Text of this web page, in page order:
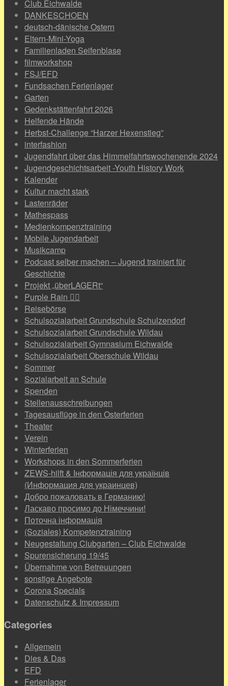
Club Eichwalde
DANKESCHOEN
deutsch-dänische Ostern
Eltern-Mini-Yoga
Familienladen Seifenblase
filmworkshop
FSJ/EFD
Fundsachen Ferienlager
Garten
Gedenkstättenfahrt 2026
Helfende Hände
Herbst-Challenge “Harzer Hexenstieg”
interfashion
Jugendfahrt über das Himmelfahrtswochenende 2024
Jugendgeschichtsarbeit -Youth History Work
Kalender
Kultur macht stark
Lastenräder
Mathespass
Medienkompenztraining
Mobile Jugendarbeit
Musikcamp
Podcast selber machen – Jugend trainiert für
Geschichte
Projekt „überLAGERt“
Purple Rain 🏳️‍🌈
Reisebörse
Schulsozialarbeit Grundschule Schulzendorf
Schulsozialarbeit Grundschule Wildau
Schulsozialarbeit Gymnasium Eichwalde
Schulsozialarbeit Oberschule Wildau
Sommer
Sozialarbeit an Schule
Spenden
Stellenausschreibungen
Tagesausflüge in den Osterferien
Theater
Verein
Winterferien
Workshops in den Sommerferien
ZEWS-hilft & Інформація для українців
(Информация для украинцев)
Добро пожаловать в Германию!
Ласкаво просимо до Німеччини!
Поточна інформація
(Soziales) Kompetenztraining
Neugestaltung Clubgarten – Club Eichwalde
Spurensicherung 19/45
Übernahme von Betreuungen
sonstige Angebote
Corona Specials
Datenschutz & Impressum
Categories
Allgemein
Dies & Das
EFD
Ferienlager